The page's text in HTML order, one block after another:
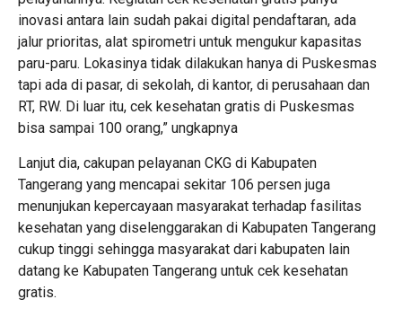
inovasi antara lain sudah pakai digital pendaftaran, ada
jalur prioritas, alat spirometri untuk mengukur kapasitas
paru-paru. Lokasinya tidak dilakukan hanya di Puskesmas
tapi ada di pasar, di sekolah, di kantor, di perusahaan dan
RT, RW. Di luar itu, cek kesehatan gratis di Puskesmas
bisa sampai 100 orang,” ungkapnya
Lanjut dia, cakupan pelayanan CKG di Kabupaten
Tangerang yang mencapai sekitar 106 persen juga
menunjukan kepercayaan masyarakat terhadap fasilitas
kesehatan yang diselenggarakan di Kabupaten Tangerang
cukup tinggi sehingga masyarakat dari kabupaten lain
datang ke Kabupaten Tangerang untuk cek kesehatan
gratis.